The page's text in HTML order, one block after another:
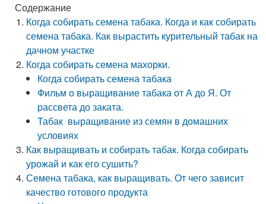
Содержание
Когда собирать семена табака. Когда и как собирать
семена табака. Как вырастить курительный табак на
дачном участке
Когда собирать семена махорки.
Когда собирать семена табака
Фильм о выращивание табака от А до Я. От
рассвета до заката.
Табак выращивание из семян в домашних
условиях
Как выращивать и собирать табак. Когда собирать
урожай и как его сушить?
Семена табака, как выращивать. От чего зависит
качество готового продукта